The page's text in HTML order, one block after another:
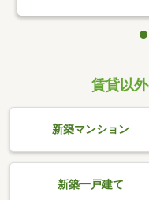
賃貸以
新築マンション
新築一戸建て